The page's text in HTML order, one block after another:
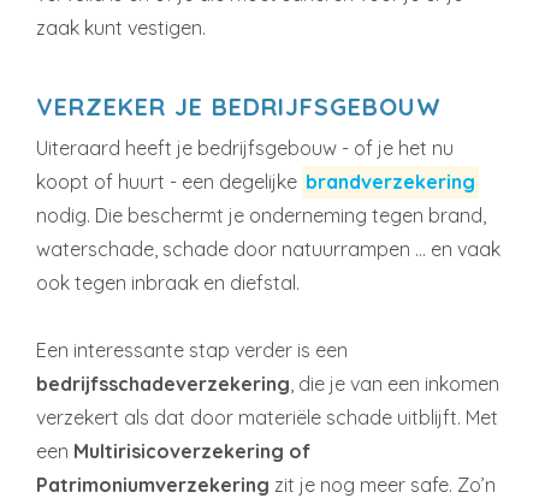
zaak kunt vestigen.
VERZEKER JE BEDRIJFSGEBOUW
Uiteraard heeft je bedrijfsgebouw - of je het nu
koopt of huurt - een degelijke brandverzekering
nodig. Die beschermt je onderneming tegen brand,
waterschade, schade door natuurrampen … en vaak
ook tegen inbraak en diefstal.
Een interessante stap verder is een
bedrijfsschadeverzekering, die je van een inkomen
verzekert als dat door materiële schade uitblijft. Met
een Multirisicoverzekering of
Patrimoniumverzekering zit je nog meer safe. Zo’n